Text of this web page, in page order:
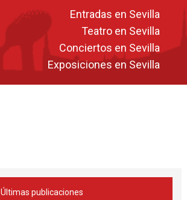
Entradas en Sevilla
Teatro en Sevilla
Conciertos en Sevilla
Exposiciones en Sevilla
Últimas publicaciones